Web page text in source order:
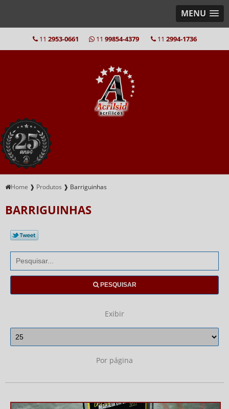
MENU
11 2953-0661 11 99854-4379 11 2994-1736
Home ❱ Produtos ❱ Barriguinhas
BARRIGUINHAS
PESQUISAR
Exibir
Por página